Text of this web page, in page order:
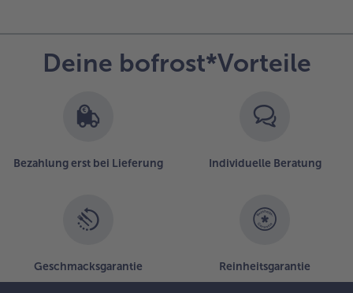
Deine bofrost*Vorteile
Bezahlung erst bei Lieferung Individuelle Beratung
Geschmacksgarantie Reinheitsgarantie